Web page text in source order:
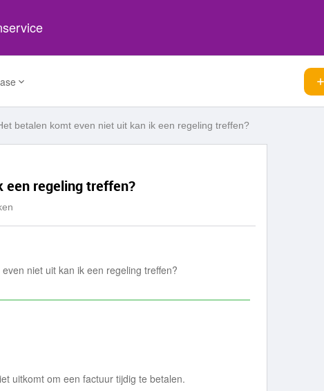
betalen komt even niet uit kan ik een regeling treffen?
een regeling treffen?
niet uit kan ik een regeling treffen?
uitkomt om een factuur tijdig te betalen.